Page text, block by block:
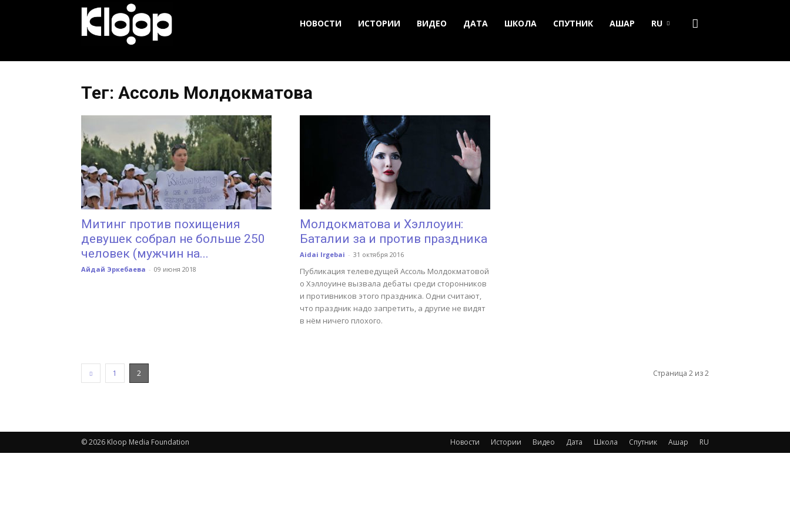
Новости
Кыргызстана
НОВОСТИ ИСТОРИИ ВИДЕО ДАТА ШКОЛА СПУТНИК АШАР RU
Тег: Ассоль Молдокматова
Митинг против похищения
девушек собрал не больше 250
человек (мужчин на...
Айдай Эркебаева - 09 июня 2018
Молдокматова и Хэллоуин:
Баталии за и против праздника
Aidai Irgebai - 31 октября 2016
Публикация телеведущей Ассоль Молдокматовой
о Хэллоуине вызвала дебаты среди сторонников
и противников этого праздника. Одни считают,
что праздник надо запретить, а другие не видят
в нём ничего плохого.
1 2 Страница 2 из 2
Новости Истории Видео Дата Школа Спутник Ашар RU
© 2026 Kloop Media Foundation